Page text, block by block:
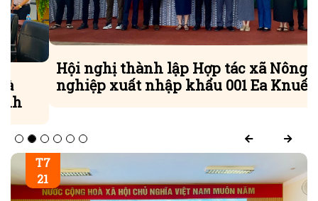
Hội nghị thành lập Hợp tác xã Nông
nghiệp xuất nhập khẩu 001 Ea Knuếc
T7
21